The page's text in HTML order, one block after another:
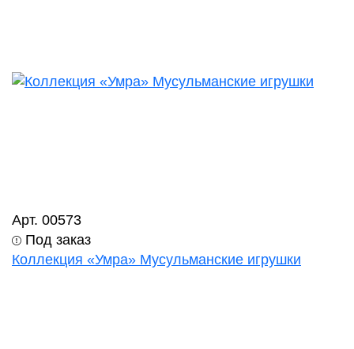
Арт. 00573
Под заказ
Коллекция «Умра» Мусульманские игрушки